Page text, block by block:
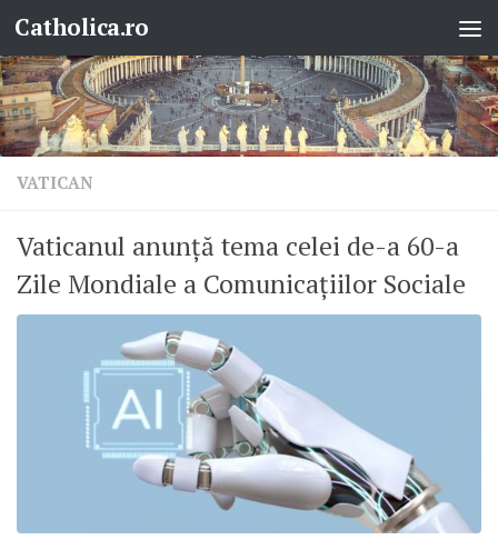
Skip to content
Catholica.ro
VATICAN
Vaticanul anunță tema celei de-a 60-a
Zile Mondiale a Comunicațiilor Sociale